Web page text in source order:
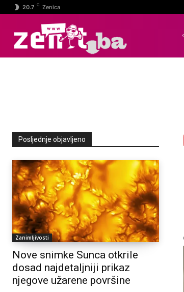
20.7 C Zenica
Posljednje objavljeno
Zanimljivosti
Nove snimke Sunca otkrile
dosad najdetaljniji prikaz
njegove užarene površine